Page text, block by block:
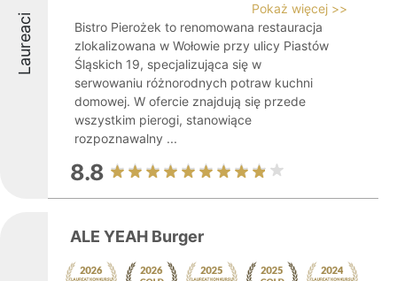
Laureaci
Pokaż więcej >>
Bistro Pierożek to renomowana restauracja
zlokalizowana w Wołowie przy ulicy Piastów
Śląskich 19, specjalizująca się w
serwowaniu różnorodnych potraw kuchni
domowej. W ofercie znajdują się przede
wszystkim pierogi, stanowiące
rozpoznawalny ...
8.8
ALE YEAH Burger